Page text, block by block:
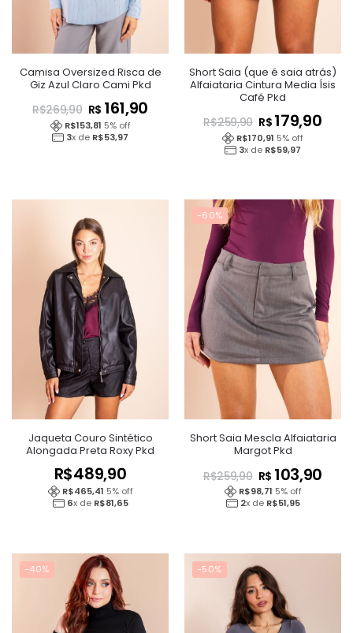
Camisa Oversized Risca de
Giz Azul Claro Cami Pkd
R$269,90 R$ 161,90
R$153,81 5% off
3x de R$53,97
Short Saia (que é saia atrás)
Alfaiataria Cintura Media Ísis
Café Pkd
R$259,90 R$ 179,90
R$170,91 5% off
3x de R$59,97
Jaqueta Couro Sintético
Alongada Preta Roxy Pkd
R$489,90
R$465,41 5% off
6x de R$81,65
-60%
Short Saia Mescla Alfaiataria
Margot Pkd
R$259,90 R$ 103,90
R$98,71 5% off
2x de R$51,95
-40% -50%